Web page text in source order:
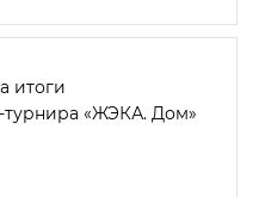
итоги
турнира «ЖЭКА. Дом»